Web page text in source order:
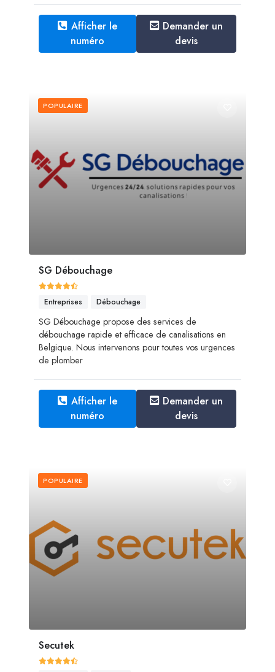
Afficher le
numéro
Demander un
devis
POPULAIRE
SG Débouchage
Entreprises Débouchage
SG Débouchage propose des services de
débouchage rapide et efficace de canalisations en
Belgique. Nous intervenons pour toutes vos urgences
de plomber
Afficher le
numéro
Demander un
devis
POPULAIRE
Secutek